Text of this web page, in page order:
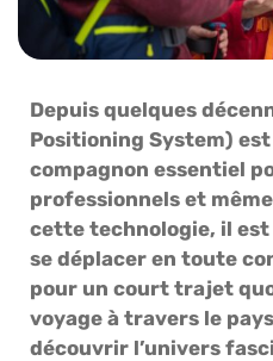
Depuis quelques
Positioning System)
compagnon essentiel
professionnels et
cette technologie, il est
se déplacer en toute
pour un court trajet
voyage à travers le
découvrir l’univers